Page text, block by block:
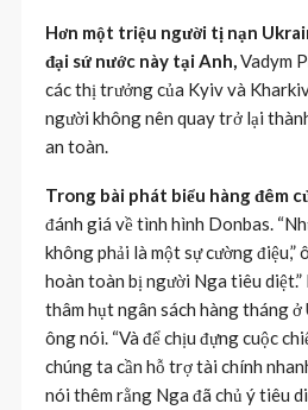
Hơn một triệu người tị nạn
đại sứ nước này tại Anh,Vadym
các thị trưởng của Kyiv và
người không nên quay trở lại
an toàn.
Trong bài phát biểu hàng đêm
đánh giá về tình hình Donbas.
không phải là một sự cường điệu,”
hoàn toàn bị người Nga tiêu
thâm hụt ngân sách hàng tháng
ông nói. “Và để chịu đựng cuộc
chúng ta cần hỗ trợ tài chính
nói thêm rằng Nga đã chủ ý tiêu